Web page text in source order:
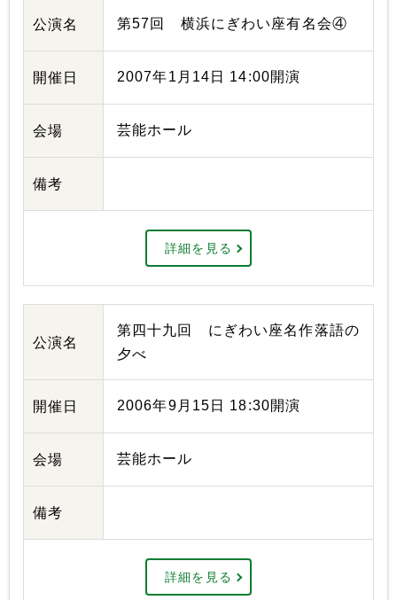
公演名 第57回 横浜にぎわい座有名会④
開催日 2007年1月14日 14:00開演
会場 芸能ホール
備考
詳細を見る
公演名
第四十九回 にぎわい座名作落語の
夕べ
開催日 2006年9月15日 18:30開演
会場 芸能ホール
備考
詳細を見る